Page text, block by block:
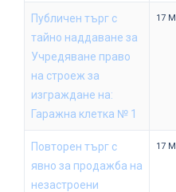
Публичен търг с
тайно наддаване за
Учредяване право
на строеж за
изграждане на:
Гаражна клетка № 1
17
Повторен търг с
явно за продажба на
незастроени
17